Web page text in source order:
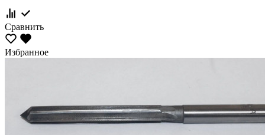
Сравнить
Избранное